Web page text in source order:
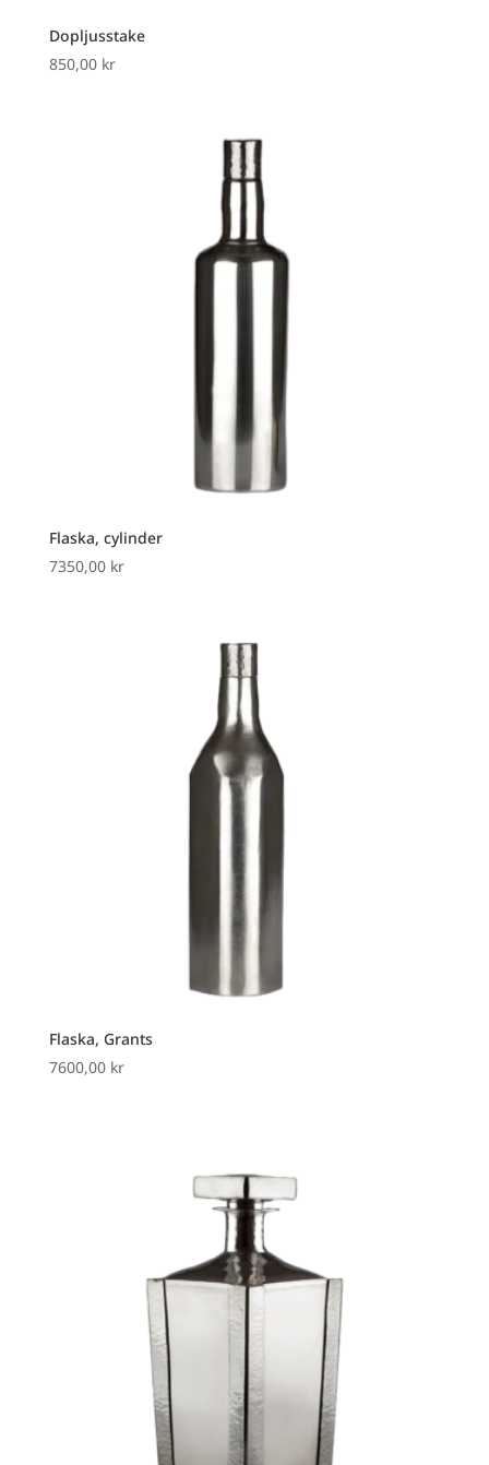
Dopljusstake
850,00 kr
Flaska, cylinder
7350,00 kr
Flaska, Grants
7600,00 kr